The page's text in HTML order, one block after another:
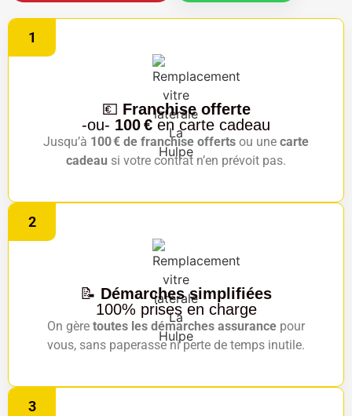
1
💶 Franchise offerte
-ou- 100 € en carte cadeau
Jusqu’à 100 € de franchise offerts ou une carte
cadeau si votre contrat n’en prévoit pas.
2
📝 Démarches simplifiées
100% prises en charge
On gère toutes les démarches assurance pour
vous, sans paperasse ni perte de temps inutile.
3